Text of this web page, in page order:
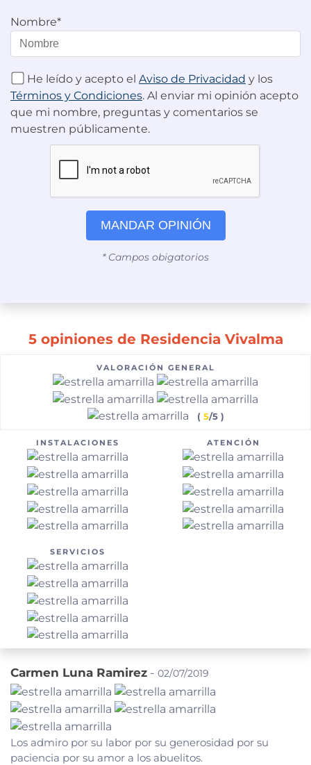
Nombre*
He leído y acepto el Aviso de Privacidad y los
Términos y Condiciones. Al enviar mi opinión acepto
que mi nombre, preguntas y comentarios se
muestren públicamente.
MANDAR OPINIÓN
* Campos obigatorios
5 opiniones de Residencia Vivalma
VALORACIÓN GENERAL
( 5/5 )
INSTALACIONES ATENCIÓN
SERVICIOS
Carmen Luna Ramirez - 02/07/2019
Los admiro por su labor por su generosidad por su
paciencia por su amor a los abuelitos.